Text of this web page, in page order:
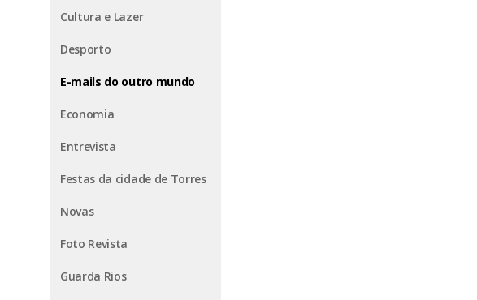
Cultura e Lazer
Desporto
E-mails do outro mundo
Economia
Entrevista
Festas da cidade de Torres
Novas
Foto Revista
Guarda Rios